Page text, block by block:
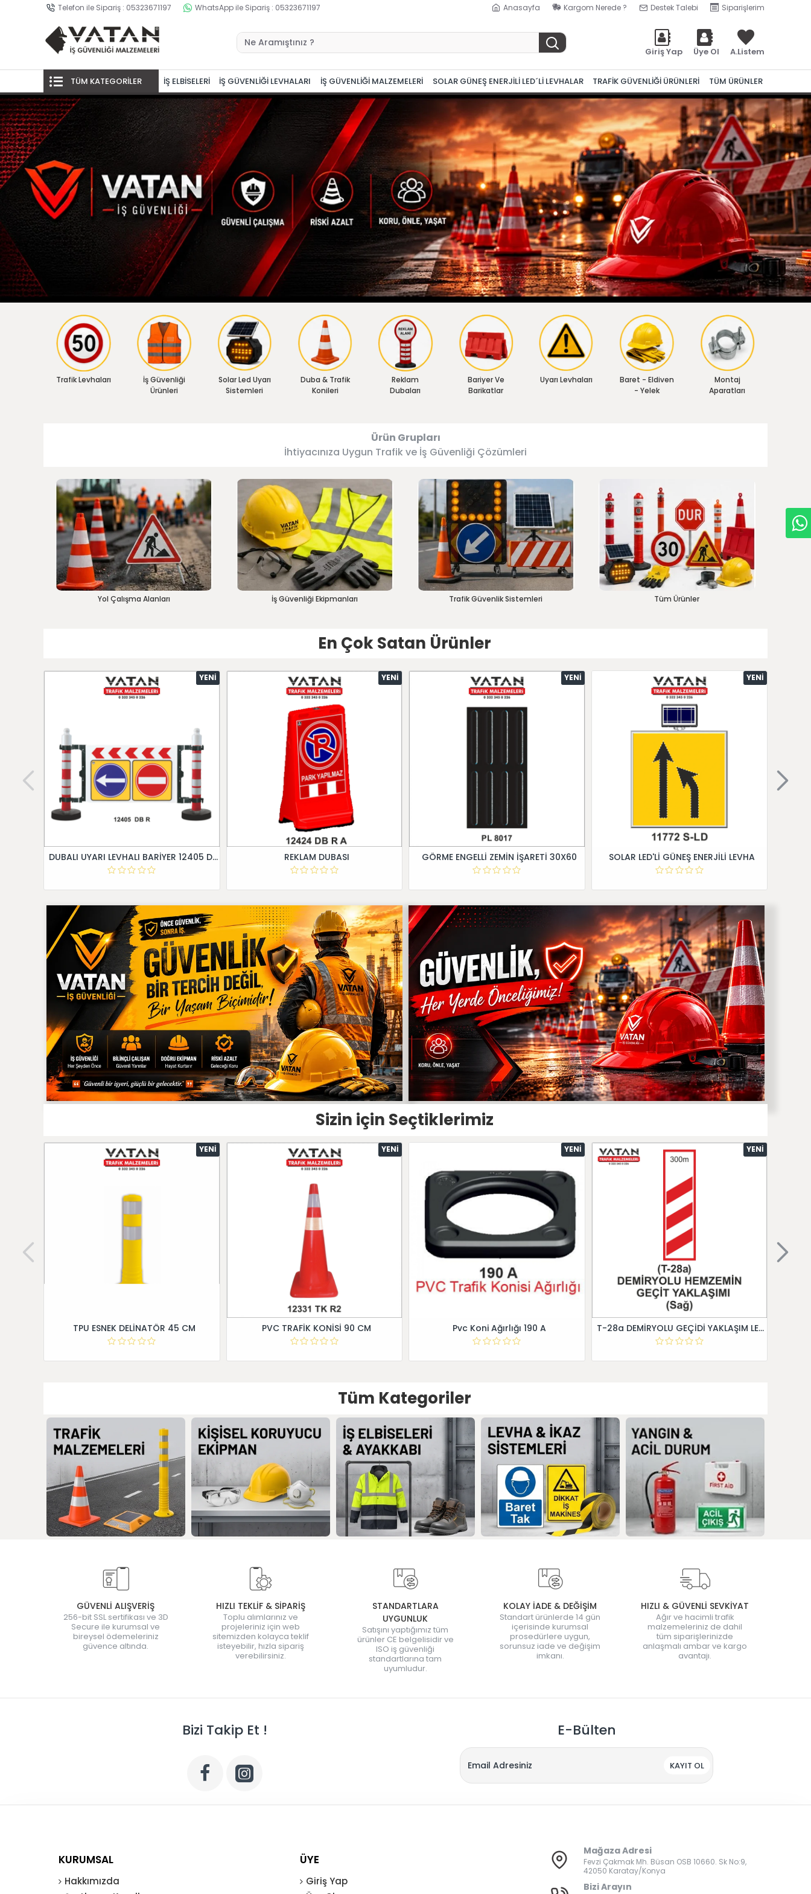
Telefon ile Sipariş : 05323671197 WhatsApp ile Sipariş : 05323671197 Anasayfa Kargom Nerede ? Destek Talebi Siparişlerim
Giriş Yap Üye Ol A.Listem
TÜM KATEGORİLER İŞ ELBİSELERİ İŞ GÜVENLİĞİ LEVHALARI İŞ GÜVENLİĞİ MALZEMELERİ SOLAR GÜNEŞ ENERJİLİ LED´Lİ LEVHALAR TRAFİK GÜVENLİĞİ ÜRÜNLERİ TÜM ÜRÜNLER
Trafik Levhaları
İş Güvenliği
Ürünleri
Solar Led Uyarı
Sistemleri
Duba & Trafik
Konileri
Reklam
Dubaları
Bariyer Ve
Barikatlar
Uyarı Levhaları
Baret - Eldiven
- Yelek
Montaj
Aparatları
Ürün Grupları
İhtiyacınıza Uygun Trafik ve İş Güvenliği Çözümleri
Yol Çalışma Alanları İş Güvenliği Ekipmanları Trafik Güvenlik Sistemleri Tüm Ürünler
En Çok Satan Ürünler
YENI
DUBALI UYARI LEVHALI BARİYER 12405 DB R
YENI
REKLAM DUBASI
YENI
GÖRME ENGELLİ ZEMİN İŞARETİ 30X60
YENI
SOLAR LED'Lİ GÜNEŞ ENERJİLİ LEVHA
Sizin için Seçtiklerimiz
YENI
TPU ESNEK DELİNATÖR 45 CM
YENI
PVC TRAFİK KONİSİ 90 CM
YENI
Pvc Koni Ağırlığı 190 A
YENI
T-28a DEMİRYOLU GEÇİDİ YAKLAŞIM LEVHALARI (Sağ)
Tüm Kategoriler
GÜVENLİ ALIŞVERİŞ
256-bit SSL sertifikası ve 3D
Secure ile kurumsal ve
bireysel ödemeleriniz
güvence altında.
HIZLI TEKLİF & SİPARİŞ
Toplu alımlarınız ve
projeleriniz için web
sitemizden kolayca teklif
isteyebilir, hızla sipariş
verebilirsiniz.
STANDARTLARA
UYGUNLUK
Satışını yaptığımız tüm
ürünler CE belgelisidir ve
ISO iş güvenliği
standartlarına tam
uyumludur.
KOLAY İADE & DEĞİŞİM
Standart ürünlerde 14 gün
içerisinde kurumsal
prosedürlere uygun,
sorunsuz iade ve değişim
imkanı.
HIZLI & GÜVENLİ SEVKİYAT
Ağır ve hacimli trafik
malzemeleriniz de dahil
tüm siparişlerinizde
anlaşmalı ambar ve kargo
avantajı.
Bizi Takip Et ! E-Bülten
KAYIT OL
KURUMSAL
Hakkımızda
ÜYE
Giriş Yap
Mağaza Adresi
Fevzi Çakmak Mh. Büsan OSB 10660. Sk No:9,
42050 Karatay/Konya
Bizi Arayın